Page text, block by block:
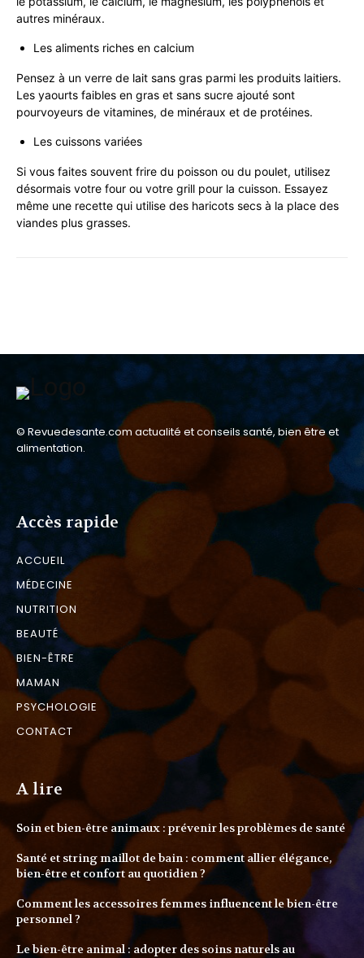
autres minéraux.
Les aliments riches en calcium
Pensez à un verre de lait sans gras parmi les produits laitiers.
Les yaourts faibles en gras et sans sucre ajouté sont
pourvoyeurs de vitamines, de minéraux et de protéines.
Les cuissons variées
Si vous faites souvent frire du poisson ou du poulet, utilisez
désormais votre four ou votre grill pour la cuisson. Essayez
même une recette qui utilise des haricots secs à la place des
viandes plus grasses.
© Revuedesante.com actualité et conseils santé, bien être et
alimentation.
Accès rapide
ACCUEIL
MÉDECINE
NUTRITION
BEAUTÉ
BIEN-ÊTRE
MAMAN
PSYCHOLOGIE
CONTACT
A lire
Soin et bien-être animaux : prévenir les problèmes de santé
Santé et string maillot de bain : comment allier élégance,
bien-être et confort au quotidien ?
Comment les accessoires femmes influencent le bien-être
personnel ?
Le bien-être animal : adopter des soins naturels au